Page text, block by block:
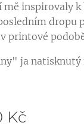
mě inspirovaly k
dropu
printové
ja natisknutý
Kč